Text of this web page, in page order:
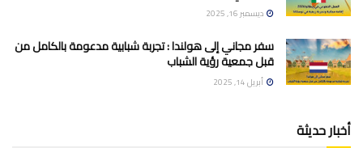
ديسمبر 16, 2025
سفر مجاني إلى هولندا : تجربة شبابية مدعومة بالكامل من
قبل جمعية رؤية الشباب
أبريل 14, 2025
أخبار حديثة